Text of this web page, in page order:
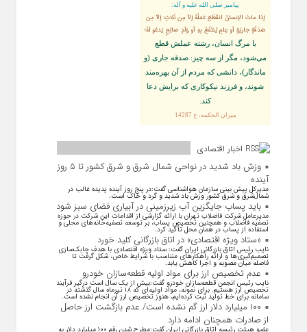
پيامبر صلى‏ الله‏ عليه ‏و‏ آله:
إذا ماتَ الإنسانُ انقَطَعَ عَمَلُهُ إلاّ مِن ثَلاثٍ: إلاّ مِن
صَدَقَةٍ جاريَةٍ أو عِلمٍ يُنتَفَعُ بِهِ أو وَلَدٍ صالِحٍ يَدعُو لَهُ؛
با مرگ انسان، رشته عملش قطع
مى‌شود، مگر از سه چيز: صدقه جارى (و
ماندگار)، دانشى كه مردم از آن بهره‏‌مند
شوند، و فرزند نيكوكارى كه برايش دعا
كند.
ميزان الحكمه، ح 14287
اخبار اقتصادی
وزش باد شدید در نواحی شمال شرق و شرق کشور تا ۵ روز
آینده
مدیرکل پیش بینی سازمان هواشناسی گفت:در پنج روز آینده پدیده غالب در
شمال‌شرق و شرق کشور وزش باد شدید و گرد و خاک است.
باید پساب جایگزین آب‌ زیرزمینی در آبیاری فضای سبز شود
مدیرعامل شرکت فاضلاب تهران با ارائه گزارشی از اقدامات این شرکت در حوزه
تصفیه فاضلاب و همچنین تخصیص پساب، بر توسعه تصفیه‌خانه‌های محلی و
استفاده از پساب در همان محل تأکید کرد.
«ستاد ویژه اقتصادی» در اتاق بازرگانی کلید خورد
نایب رئیس اتاق بازرگانی ایران گفت: ستاد ویژه اقتصادی با هدف چابک‌سازی
تصمیم‌گیری‌ها و ارائه راهکار‌های متناسب با شرایط خاص، شکل گرفت تا
فاصله میان مصوبه و اجرا کاهش یابد.
عدم تخصیص ارز برای مواد اولیه قطعه‌سازان خودرو
نایب رئیس انجمن قطعه‌سازان خودرو گفت:بیش از یک سال است درگیر فرآیند
تخصیص ارز هستیم. برای نمونه، مواد اولیه‌ای که ۱۸ تیرماه سال گذشته در
سامانه برای خط تولید ثبت کرده‌ایم، هنوز تخصیص ارز آن انجام نشده است.
۱۰۰ میلیارد دلار ارز گم نشده است/ عدم بازگشت ارز حاصل
از صادرات همچنان ادامه دارد
عضو هیئت رئیسه اتاق بازرگانی ایران گفت:مطرح شدن رقم ۱۰۰ میلیارد دلار به